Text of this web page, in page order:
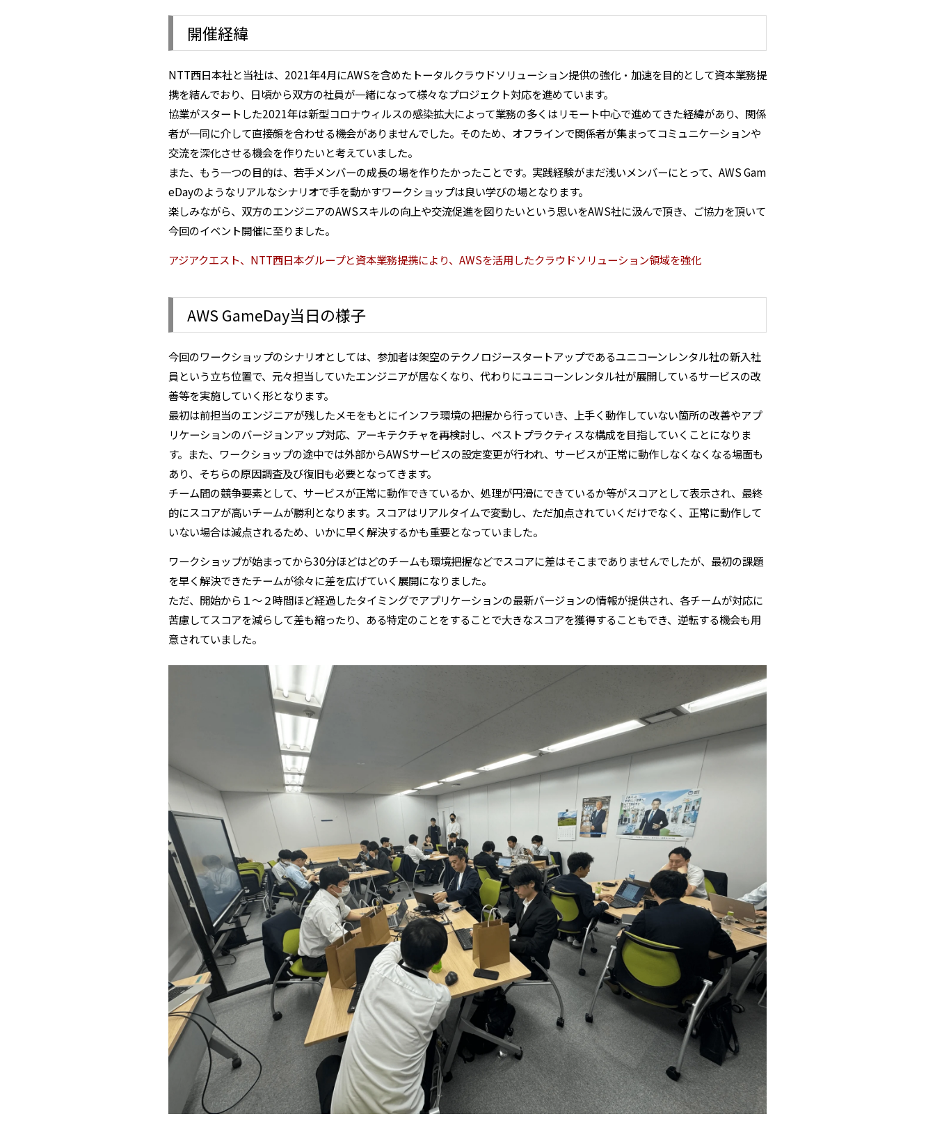
開催経緯
NTT西日本社と当社は、2021年4月にAWSを含めたトータルクラウドソリューション提供の強化・加速を目的として資本業務提
携を結んでおり、日頃から双方の社員が一緒になって様々なプロジェクト対応を進めています。
協業がスタートした2021年は新型コロナウィルスの感染拡大によって業務の多くはリモート中心で進めてきた経緯があり、関係
者が一同に介して直接顔を合わせる機会がありませんでした。そのため、オフラインで関係者が集まってコミュニケーションや
交流を深化させる機会を作りたいと考えていました。
また、もう一つの目的は、若手メンバーの成長の場を作りたかったことです。実践経験がまだ浅いメンバーにとって、AWS Gam
eDayのようなリアルなシナリオで手を動かすワークショップは良い学びの場となります。
楽しみながら、双方のエンジニアのAWSスキルの向上や交流促進を図りたいという思いをAWS社に汲んで頂き、ご協力を頂いて
今回のイベント開催に至りました。
アジアクエスト、NTT西日本グループと資本業務提携により、AWSを活用したクラウドソリューション領域を強化
AWS GameDay当日の様子
今回のワークショップのシナリオとしては、参加者は架空のテクノロジースタートアップであるユニコーンレンタル社の新入社
員という立ち位置で、元々担当していたエンジニアが居なくなり、代わりにユニコーンレンタル社が展開しているサービスの改
善等を実施していく形となります。
最初は前担当のエンジニアが残したメモをもとにインフラ環境の把握から行っていき、上手く動作していない箇所の改善やアプ
リケーションのバージョンアップ対応、アーキテクチャを再検討し、ベストプラクティスな構成を目指していくことになりま
す。また、ワークショップの途中では外部からAWSサービスの設定変更が行われ、サービスが正常に動作しなくなくなる場面も
あり、そちらの原因調査及び復旧も必要となってきます。
チーム間の競争要素として、サービスが正常に動作できているか、処理が円滑にできているか等がスコアとして表示され、最終
的にスコアが高いチームが勝利となります。スコアはリアルタイムで変動し、ただ加点されていくだけでなく、正常に動作して
いない場合は減点されるため、いかに早く解決するかも重要となっていました。
ワークショップが始まってから30分ほどはどのチームも環境把握などでスコアに差はそこまでありませんでしたが、最初の課題
を早く解決できたチームが徐々に差を広げていく展開になりました。
ただ、開始から１〜２時間ほど経過したタイミングでアプリケーションの最新バージョンの情報が提供され、各チームが対応に
苦慮してスコアを減らして差も縮ったり、ある特定のことをすることで大きなスコアを獲得することもでき、逆転する機会も用
意されていました。